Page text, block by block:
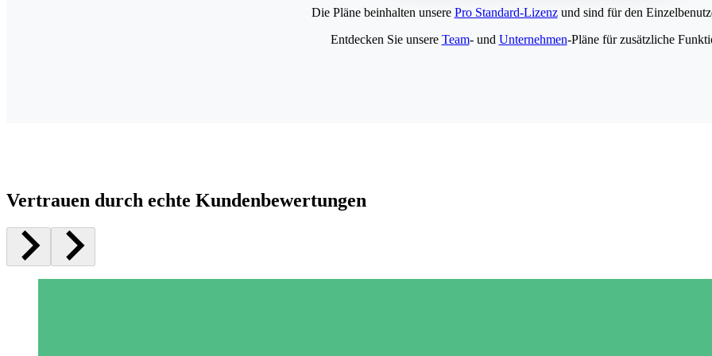
Die Pläne beinhalten unsere Pro Standard-Lizenzund sind für den
Entdecken Sie unsere Team- und Unternehmen-Pläne für zusätzliche
Vertrauen durch echte Kundenbewertungen